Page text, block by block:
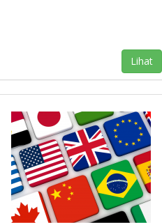
Lihat